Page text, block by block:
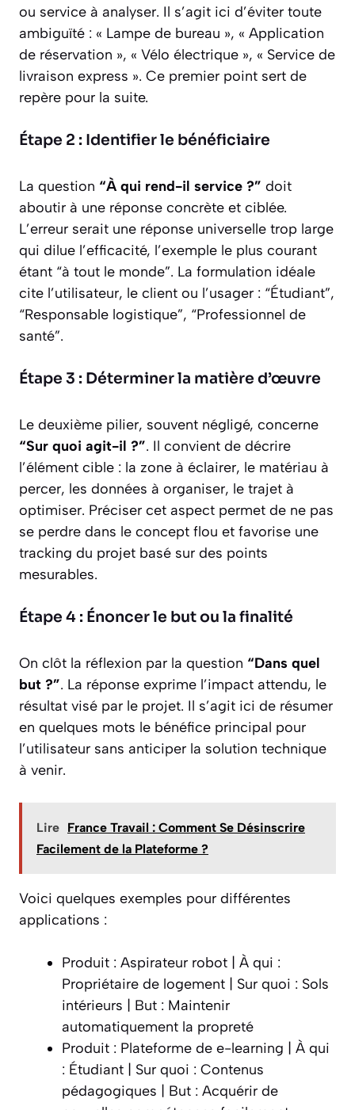
ou service à analyser. Il s’agit ici d’éviter toute
ambiguïté : « Lampe de bureau », « Application
de réservation », « Vélo électrique », « Service de
livraison express ». Ce premier point sert de
repère pour la suite.
Étape 2 : Identifier le bénéficiaire
La question “À qui rend-il service ?” doit
aboutir à une réponse concrète et ciblée.
L’erreur serait une réponse universelle trop large
qui dilue l’efficacité, l’exemple le plus courant
étant “à tout le monde”. La formulation idéale
cite l’utilisateur, le client ou l’usager : “Étudiant”,
“Responsable logistique”, “Professionnel de
santé”.
Étape 3 : Déterminer la matière d’œuvre
Le deuxième pilier, souvent négligé, concerne
“Sur quoi agit-il ?”. Il convient de décrire
l’élément cible : la zone à éclairer, le matériau à
percer, les données à organiser, le trajet à
optimiser. Préciser cet aspect permet de ne pas
se perdre dans le concept flou et favorise une
tracking du projet basé sur des points
mesurables.
Étape 4 : Énoncer le but ou la finalité
On clôt la réflexion par la question “Dans quel
but ?”. La réponse exprime l’impact attendu, le
résultat visé par le projet. Il s’agit ici de résumer
en quelques mots le bénéfice principal pour
l’utilisateur sans anticiper la solution technique
à venir.
Lire France Travail : Comment Se Désinscrire
Facilement de la Plateforme ?
Voici quelques exemples pour différentes
applications :
Produit : Aspirateur robot | À qui :
Propriétaire de logement | Sur quoi : Sols
intérieurs | But : Maintenir
automatiquement la propreté
Produit : Plateforme de e-learning | À qui
: Étudiant | Sur quoi : Contenus
pédagogiques | But : Acquérir de